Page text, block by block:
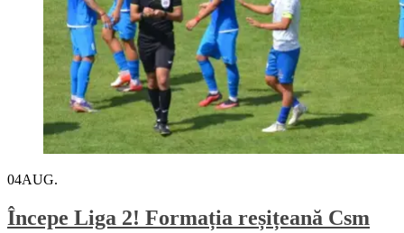
04AUG.
Începe Liga 2! Formația reșițeană Csm